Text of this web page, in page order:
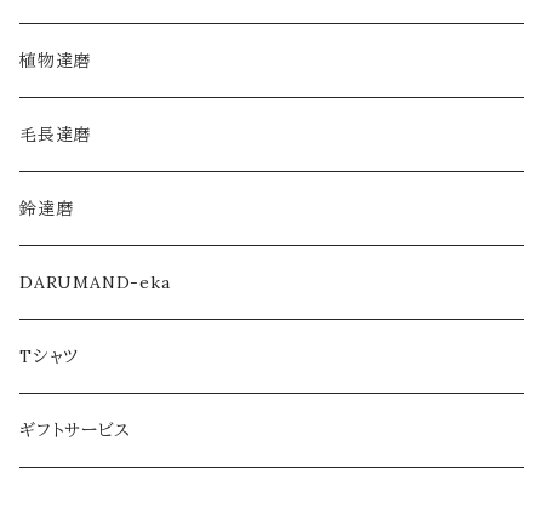
毛長達磨
植物達磨
毛長達磨
鈴達磨
DARUMAND-eka
Tシャツ
ギフトサービス